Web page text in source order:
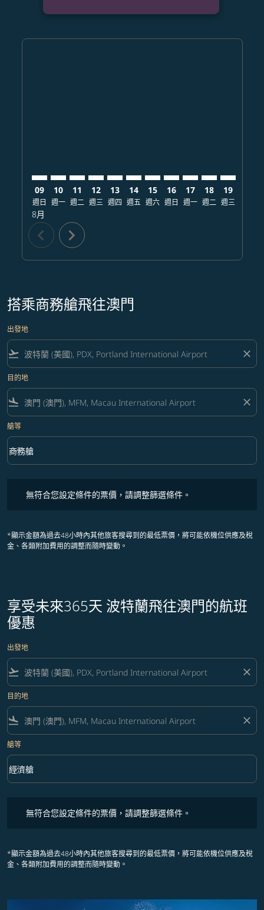
09
週日
8月
10
週一
11
週二
12
週三
13
週四
14
週五
15
週六
16
週日
17
週一
18
週二
19
週三
chevron_left chevron_right
搭乘商務艙飛往澳門
出發地
flight_takeoff close
目的地
flight_land close
艙等
艙等 option 商務艙 Selected
商務艙
keyboard_arrow_down
無符合您設定條件的票價，請調整篩選條件。
*顯示金額為過去48小時內其他旅客搜尋到的最低票價，將可能依機位供應及稅
金、各類附加費用的調整而隨時變動。
享受未來365天 波特蘭飛往澳門的航班
優惠
出發地
flight_takeoff close
目的地
flight_land close
艙等
艙等 option 經濟艙 Selected
經濟艙
keyboard_arrow_down
無符合您設定條件的票價，請調整篩選條件。
*顯示金額為過去48小時內其他旅客搜尋到的最低票價，將可能依機位供應及稅
金、各類附加費用的調整而隨時變動。